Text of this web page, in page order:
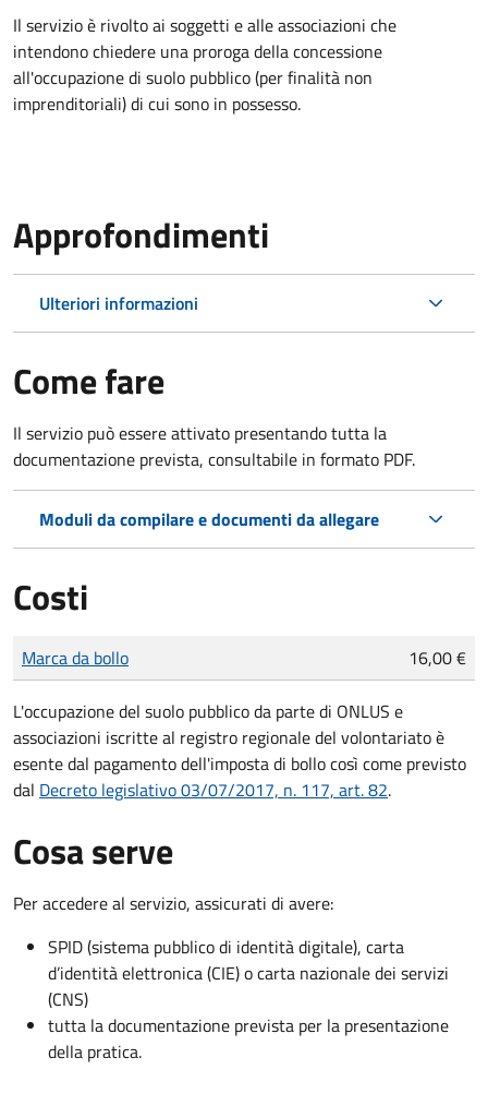
Il servizio è rivolto ai soggetti e alle associazioni che
intendono chiedere una proroga della concessione
all'occupazione di suolo pubblico (per finalità non
imprenditoriali) di cui sono in possesso.
Approfondimenti
Ulteriori informazioni
Come fare
Il servizio può essere attivato presentando tutta la
documentazione prevista, consultabile in formato PDF.
Moduli da compilare e documenti da allegare
Costi
Tipo di pagamento
Importo
Marca da bollo 16,00 €
L'occupazione del suolo pubblico da parte di ONLUS e
associazioni iscritte al registro regionale del volontariato è
esente dal pagamento dell'imposta di bollo così come previsto
dal Decreto legislativo 03/07/2017, n. 117, art. 82.
Cosa serve
Per accedere al servizio, assicurati di avere:
SPID (sistema pubblico di identità digitale), carta
d’identità elettronica (CIE) o carta nazionale dei servizi
(CNS)
tutta la documentazione prevista per la presentazione
della pratica.